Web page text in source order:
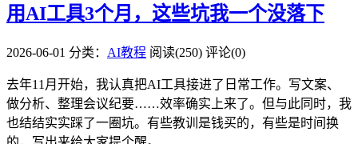
用AI工具3个月，这些坑我一个没落下
2026-06-01 分类： AI教程 阅读(250) 评论(0)
去年11月开始，我认真把AI工具接进了日常工作。写文案、
做分析、整理会议纪要……效率确实上来了。但与此同时，我
也结结实实踩了一圈坑。有些教训是钱买的，有些是时间换